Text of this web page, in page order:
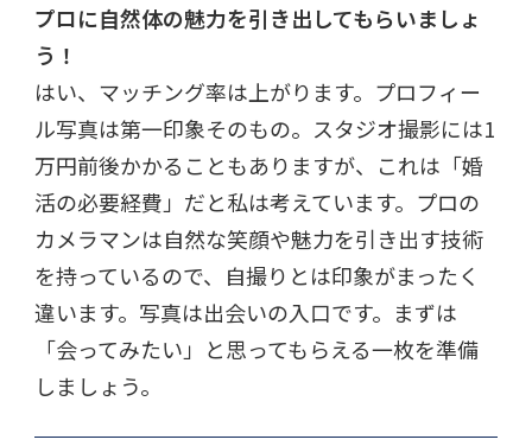
プロに自然体の魅力を引き出してもらいましょ
う！
はい、マッチング率は上がります。プロフィー
ル写真は第一印象そのもの。スタジオ撮影には1
万円前後かかることもありますが、これは「婚
活の必要経費」だと私は考えています。プロの
カメラマンは自然な笑顔や魅力を引き出す技術
を持っているので、自撮りとは印象がまったく
違います。写真は出会いの入口です。まずは
「会ってみたい」と思ってもらえる一枚を準備
しましょう。